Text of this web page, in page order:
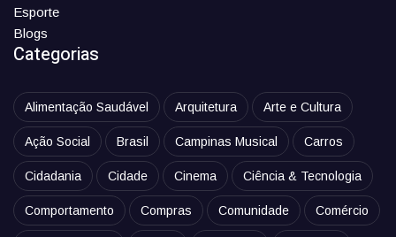
Esporte
Blogs
Categorias
Alimentação Saudável Arquitetura Arte e Cultura
Ação Social Brasil Campinas Musical Carros
Cidadania Cidade Cinema Ciência & Tecnologia
Comportamento Compras Comunidade Comércio